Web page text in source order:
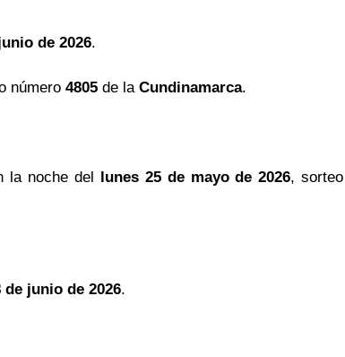
de 2026.
número 4805 de la Cundinamarca.
la noche del lunes 25 de mayo de 2026, sorteo
de junio de 2026.